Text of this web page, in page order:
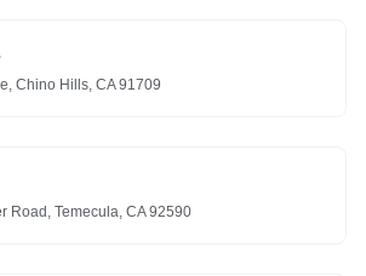
Chino Hills, CA 91709
Road, Temecula, CA 92590